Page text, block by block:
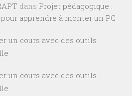
dans Projet pédagogique :
apprendre à monter un PC
un cours avec des outils
un cours avec des outils